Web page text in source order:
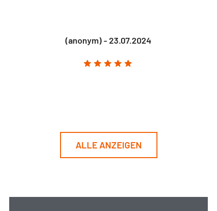
(anonym) - 23.07.2024
ALLE ANZEIGEN